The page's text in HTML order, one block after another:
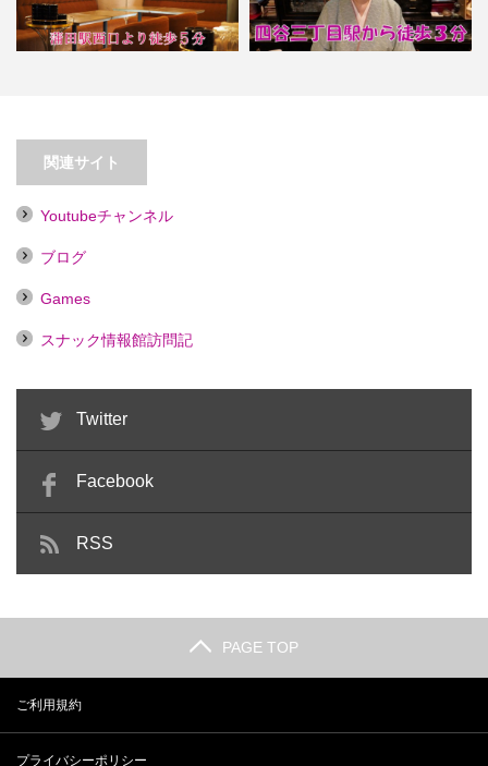
【蒲田】Club One
関連サイト
Youtubeチャンネル
ブログ
Games
スナック情報館訪問記
Twitter
Facebook
RSS
PAGE TOP
ご利用規約
プライバシーポリシー